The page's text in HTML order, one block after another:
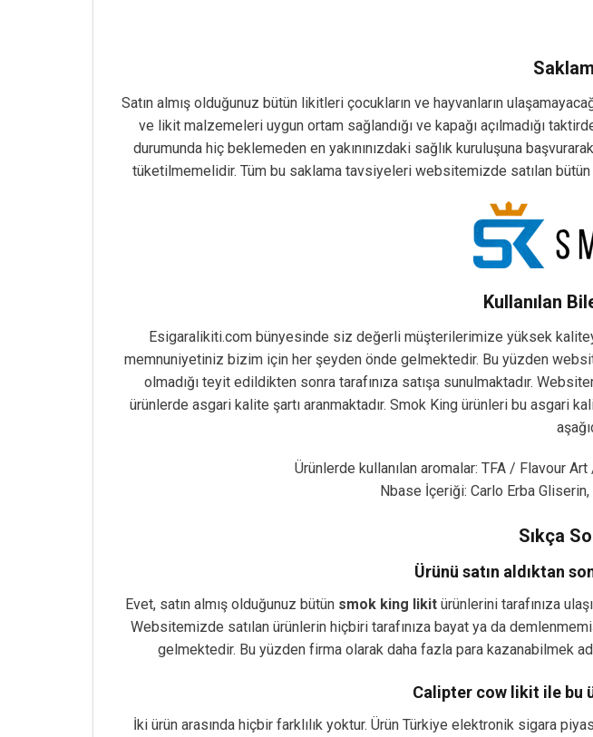
Satın almış olduğunuz bütün likitleri çocukların ve hayvanların
ve likit malzemeleri uygun ortam sağlandığı ve kapağı açılmadığı
durumunda hiç beklemeden en yakınınızdaki sağlık kuruluşuna
tüketilmemelidir. Tüm bu saklama tavsiyeleri websitemizde satılan
Kullanılan
Esigaralikiti.com bünyesinde siz değerli müşterilerimize yüksek
memnuniyetiniz bizim için her şeyden önde gelmektedir. Bu yüzden
olmadığı teyit edildikten sonra tarafınıza satışa sunulmaktadır.
ürünlerde asgari kalite şartı aranmaktadır. Smok King ürünleri bu asgari
Ürünlerde kullanılan aromalar: TFA / Flavour
Nbase İçeriği: Carlo Erba
Sıkça
Ürünü satın aldıktan
Evet, satın almış olduğunuz bütün smok king likit ürünlerini tarafınıza
Websitemizde satılan ürünlerin hiçbiri tarafınıza bayat ya da
gelmektedir. Bu yüzden firma olarak daha fazla para kazanabilmek
Calipter cow likit ile bu
İki ürün arasında hiçbir farklılık yoktur. Ürün Türkiye elektronik sigara